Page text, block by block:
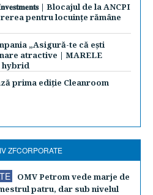
| Blocajul de la ANCPI
pentru locuințe rămâne
„Asigură-te că ești
atractive | MARELE
hybrid
prima ediție Cleanroom
ZFCORPORATE
OMV Petrom vede marje de
patru, dar sub nivelul